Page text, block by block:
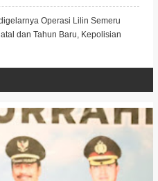
Operasi Lilin Semeru
dan Tahun Baru, Kepolisian